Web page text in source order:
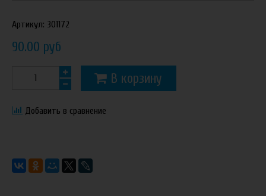
Артикул: 301172
90.00 руб
В корзину
Добавить в сравнение